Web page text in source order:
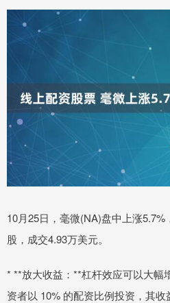
10月25日，毫微(NA)盘中上涨
股，成交4.93万美元。
* **放大收益：**杠杆效应可以大幅
资者以 10% 的配资比例投资，其收